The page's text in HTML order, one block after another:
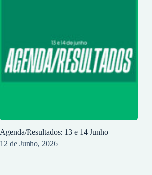
Agenda/Resultados: 13 e 14 Junho
12 de Junho, 2026